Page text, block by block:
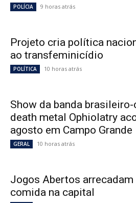
POLÍCIA 9 horas atrás
Projeto cria política
ao transfeminicídio
POLÍTICA 10 horas atrás
Show da banda
death metal Ophiolatry
agosto em Campo Grande
GERAL 10 horas atrás
Jogos Abertos arrecadam
comida na capital